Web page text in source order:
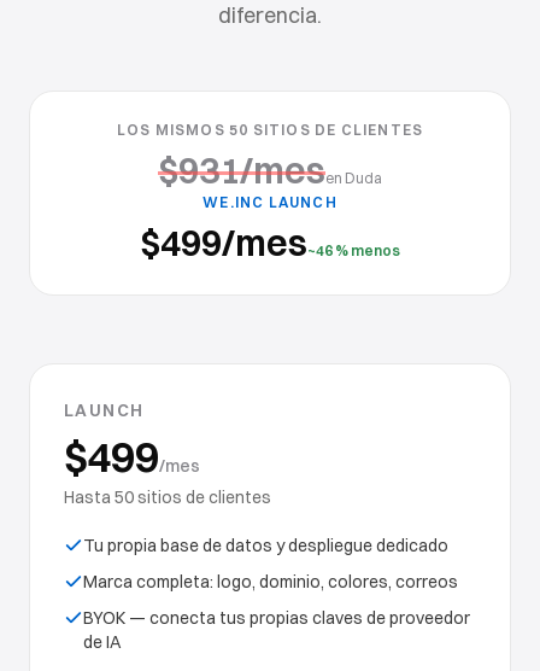
diferencia.
LOS MISMOS 50 SITIOS DE CLIENTES
$931/mesen Duda
WE.INC LAUNCH
$499/mes~46 % menos
LAUNCH
$499/mes
Hasta 50 sitios de clientes
Tu propia base de datos y despliegue dedicado
Marca completa: logo, dominio, colores, correos
BYOK — conecta tus propias claves de proveedor
de IA